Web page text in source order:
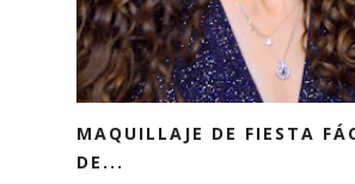
MAQUILLAJE DE FIESTA
DE...